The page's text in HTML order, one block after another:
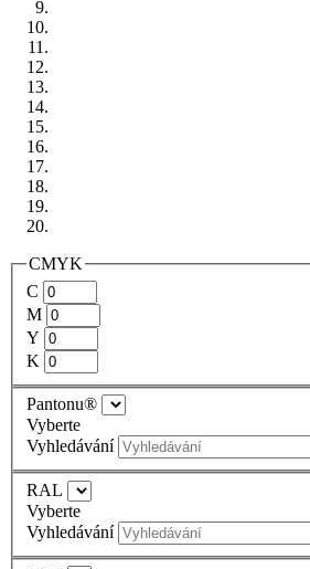
CMYK
C
M
Y
K
Pantonu®
Vyberte
Vyhledávání
RAL
Vyberte
Vyhledávání